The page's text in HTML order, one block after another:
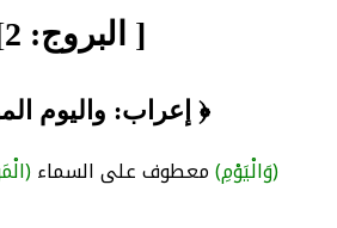
[ البروج: 2]
﴿ إعراب: واليوم
(وَالْيَوْمِ)معطوف على السماء